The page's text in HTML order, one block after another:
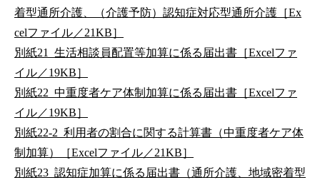
着型通所介護、（介護予防）認知症対応型通所介護［Ex
celファイル／21KB］
別紙21_生活相談員配置等加算に係る届出書［Excelファ
イル／19KB］
別紙22_中重度者ケア体制加算に係る届出書［Excelファ
イル／19KB］
別紙22-2_利用者の割合に関する計算書（中重度者ケア体
制加算）［Excelファイル／21KB］
別紙23_認知症加算に係る届出書（通所介護、地域密着型